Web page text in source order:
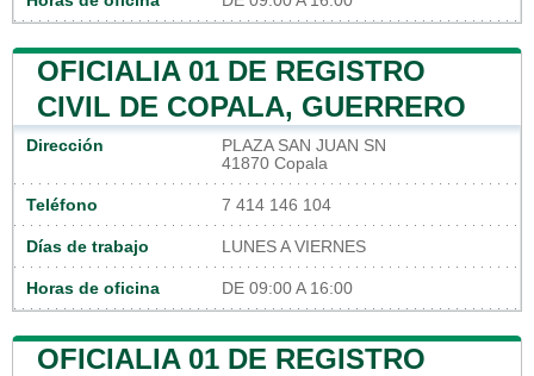
OFICIALIA 01 DE REGISTRO
CIVIL DE COPALA, GUERRERO
Dirección
PLAZA SAN JUAN SN
41870 Copala
Teléfono 7 414 146 104
Días de trabajo LUNES A VIERNES
Horas de oficina DE 09:00 A 16:00
OFICIALIA 01 DE REGISTRO